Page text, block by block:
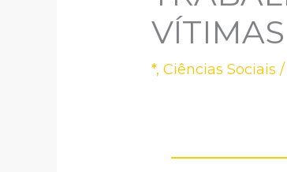
*,Ciências Sociais